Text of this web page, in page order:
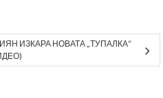
ИЗКАРА НОВАТА „ТУПАЛКА“